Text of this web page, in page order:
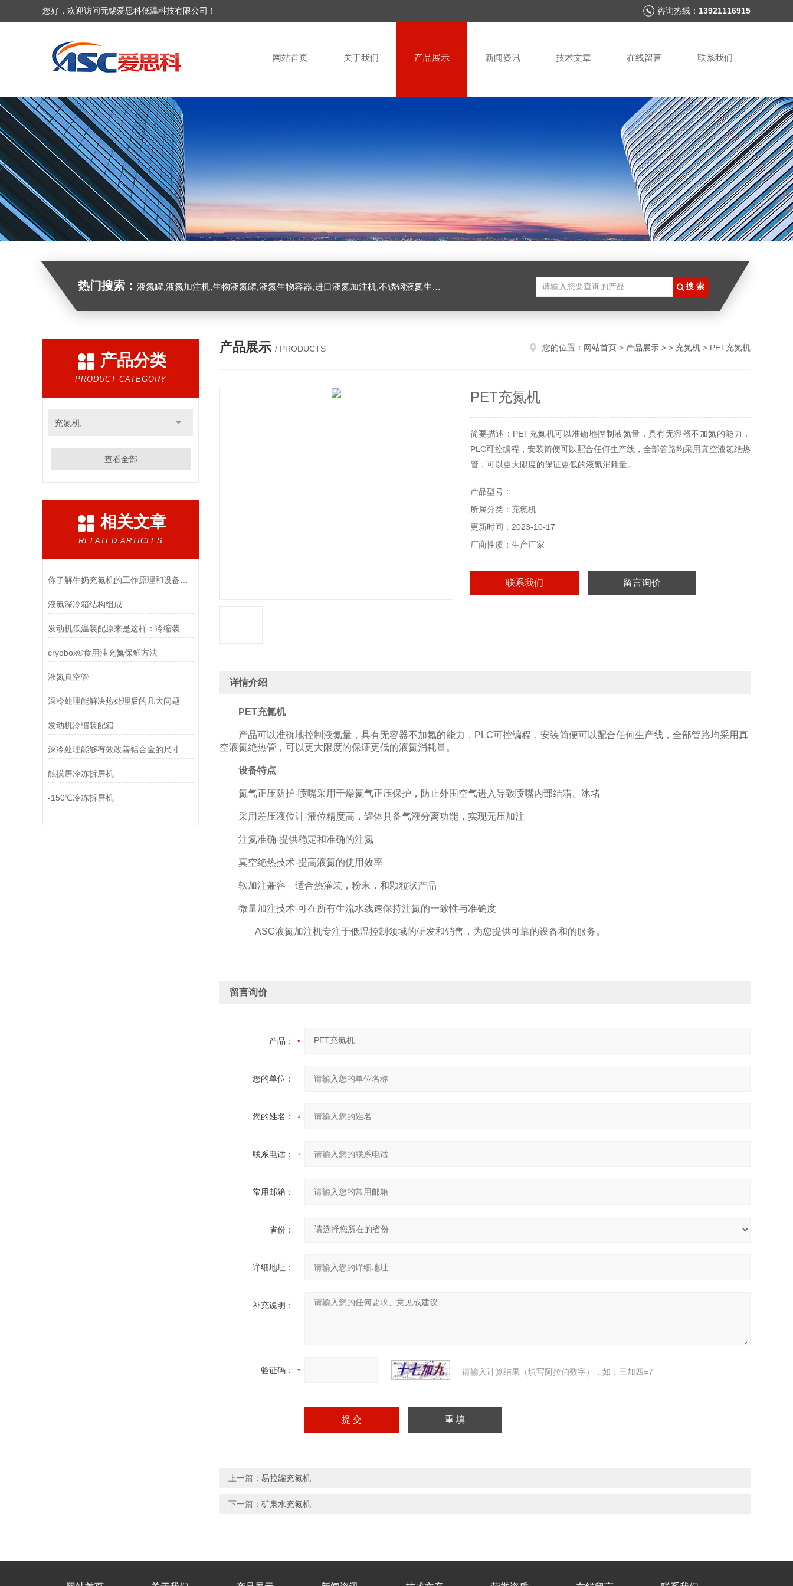
您好，欢迎访问无锡爱思科低温科技有限公司！ 咨询热线： 13921116915
网站首页 关于我们 产品展示 新闻资讯 技术文章 在线留言 联系我们
热门搜索： 液氮罐,液氮加注机,生物液氮罐,液氮生物容器,进口液氮加注机,不锈钢液氮生物容器
产品分类
PRODUCT CATEGORY
充氮机
查看全部
相关文章
RELATED ARTICLES
液氮深冷箱结构组成
cryobox®食用油充氮保鲜方法
液氮真空管
深冷处理能解决热处理后的几大问题
发动机冷缩装配箱
深冷处理能够有效改善铝合金的尺寸稳定性
​触摸屏冷冻拆屏机
-150℃冷冻拆屏机
产品展示 / PRODUCTS 您的位置： 网站首页 > 产品展示 > > 充氮机 > PET充氮机
PET充氮机
简要描述：PET充氮机可以准确地控制液氮量，具有无容器不加氮的能力，
PLC可控编程，安装简便可以配合任何生产线，全部管路均采用真空液氮绝热
管，可以更大限度的保证更低的液氮消耗量。
产品型号：
所属分类：充氮机
更新时间：2023-10-17
厂商性质：生产厂家
联系我们 留言询价
详情介绍
PET充氮机
产品可以准确地控制液氮量，具有无容器不加氮的能力，PLC可控编程，安装简便可以配合任何生产线，全部管路均采用真
空液氮绝热管，可以更大限度的保证更低的液氮消耗量。
设备特点
氮气正压防护-喷嘴采用干燥氮气正压保护，防止外围空气进入导致喷嘴内部结霜、冰堵
采用差压液位计-液位精度高，罐体具备气液分离功能，实现无压加注
注氮准确-提供稳定和准确的注氮
真空绝热技术-提高液氮的使用效率
软加注兼容—适合热灌装，粉末，和颗粒状产品
微量加注技术-可在所有生流水线速保持注氮的一致性与准确度
​ ASC液氮加注机专注于低温控制领域的研发和销售，为您提供可靠的设备和的服务。
留言询价
产品：
您的单位：
您的姓名：
联系电话：
常用邮箱：
省份：
详细地址：
补充说明：
验证码： 请输入计算结果（填写阿拉伯数字），如：三加四=7
上一篇： 易拉罐充氮机
下一篇： 矿泉水充氮机